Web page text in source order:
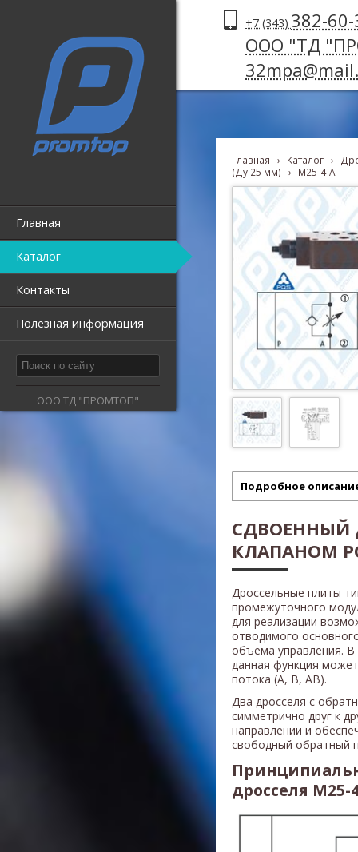
Главная
Каталог
Контакты
Полезная информация
ООО ТД "ПРОМТОП"
+7 (343) 382-
ООО "ТД
Главная › Каталог ›
(Ду 25 мм)
› M25-4-A
Подробное
СДВОЕННЫЙ
КЛАПАНОМ
Дроссельные плиты
промежуточного
для реализации
отводимого
объема управления. В
данная функция
потока (A, B, AB).
Два дросселя с
симметрично друг к
направлении и
свободный обратный
дросселя M25-